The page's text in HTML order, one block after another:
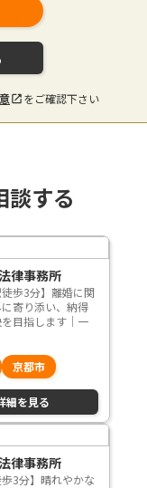
をご確認下さい
談する
律事務所
徒歩3分】離婚に関
寄り添い、納得
目指します｜一
京都市
細を見る
律事務所
歩3分】晴れやかな